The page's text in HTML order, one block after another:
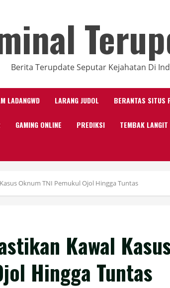
Berita Terupdate Seputar Kejahatan Di
LADANGWD LARANG JUDOL BERANTAS SITUS
GAMING ONLINE PREDIKSI TEMBAK LANGIT
Oknum TNI Pemukul Ojol Hingga Tuntas
Kawal
Hingga Tuntas